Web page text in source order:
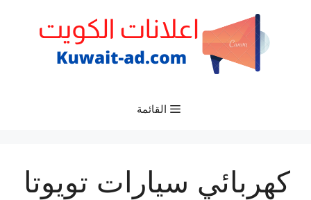
القائمة
كهربائي سيارات تويوتا